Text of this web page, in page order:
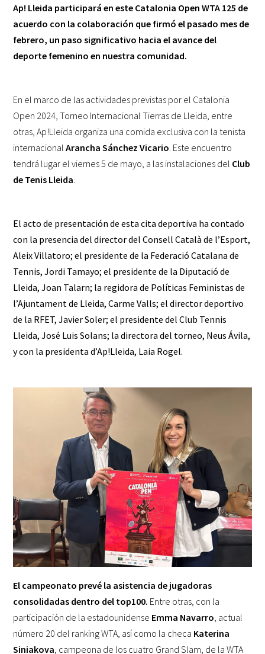
Ap! Lleida participará en este Catalonia Open WTA 125 de
acuerdo con la colaboración que firmó el pasado mes de
febrero, un paso significativo hacia el avance del
deporte femenino en nuestra comunidad.
En el marco de las actividades previstas por el Catalonia
Open 2024, Torneo Internacional Tierras de Lleida, entre
otras, Ap!Lleida organiza una comida exclusiva con la tenista
internacionalArancha Sánchez Vicario. Este encuentro
tendrá lugar el viernes 5 de mayo, a las instalaciones del Club
de Tenis Lleida.
El acto de presentación de esta cita deportiva ha contado
con la presencia del director delConsell Català de l’Esport,
Aleix Villatoro; el presidente de la Federació Catalana de
Tennis,Jordi Tamayo; el presidente de la Diputació de
Lleida,Joan Talarn; la regidora de Políticas Feministas de
l’Ajuntament de Lleida,Carme Valls; el director deportivo
de la RFET,Javier Soler; el presidente delClub Tennis
Lleida,José Luis Solans; la directora del torneo, Neus Ávila,
y con la presidenta d’Ap!Lleida, Laia Rogel.
El campeonato prevé la asistencia de jugadoras
consolidadas dentro del top100. Entre otras, con la
participación de la estadounidense Emma Navarro , actual
número 20 del ranking WTA, así como la checa Katerina
Siniakova , campeona de los cuatro Grand Slam, de la WTA